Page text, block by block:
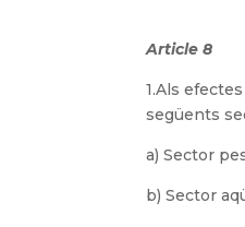
Article 8
1.Als
següents
a) Sector
b) Sector